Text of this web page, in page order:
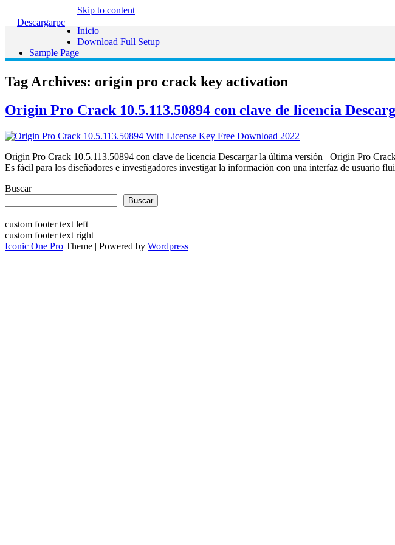
Descargarpc
Skip to content
Inicio
Download Full Setup
Sample Page
Tag Archives: origin pro crack key activation
Origin Pro Crack 10.5.113.50894 con clave de licencia
Origin Pro Crack 10.5.113.50894 con clave de licencia Descargar la última versión Origin Pro
Es fácil para los diseñadores e investigadores investigar la información con una interfaz de usuario
Buscar
Buscar
custom footer text left
custom footer text right
Iconic One Pro Theme | Powered by Wordpress